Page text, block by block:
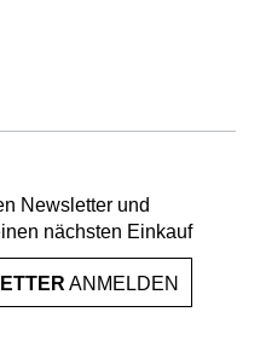
Newsletter und
nächsten Einkauf
ANMELDEN